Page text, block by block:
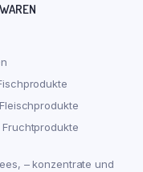
– konzentrate und